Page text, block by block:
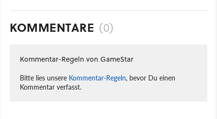
KOMMENTARE (0)
Kommentar-Regeln von GameStar
Bitte lies unsere Kommentar-Regeln, bevor Du einen
Kommentar verfasst.